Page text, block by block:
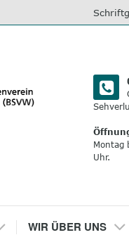
Montag
Uhr.
3
WIR ÜBER UNS